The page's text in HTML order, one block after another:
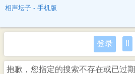
相声坛子 - 手机版
登录 !!
抱歉，您指定的搜索不存在或已过期